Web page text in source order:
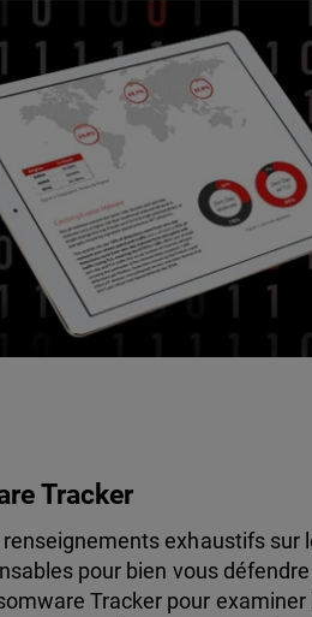
Tracker
exhaustifs sur
pour bien vous
Tracker pour